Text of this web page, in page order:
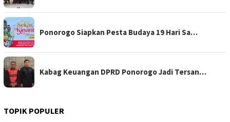
Ponorogo Siapkan Pesta Budaya 19 Hari Sa…
Kabag Keuangan DPRD Ponorogo Jadi Tersan…
TOPIK POPULER